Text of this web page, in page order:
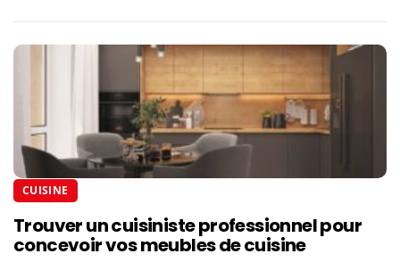
CUISINE
Trouver un cuisiniste professionnel pour
concevoir vos meubles de cuisine